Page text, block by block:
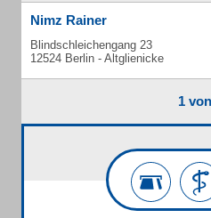
Nimz Rainer
Blindschleichengang 23
12524 Berlin - Altglienicke
1